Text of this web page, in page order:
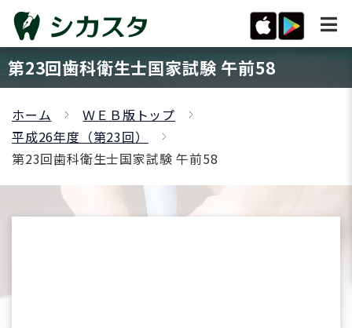
第23回歯科衛生士国家試験 午前58
ホーム
ＷＥＢ版トップ
平成26年度（第23回）
第23回歯科衛生士国家試験 午前58